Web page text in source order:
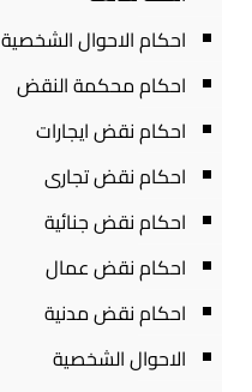
احكام الاحوال الشخصية
احكام محكمة النقض
احكام نقض ايجارات
احكام نقض تجارى
احكام نقض جنائية
احكام نقض عمال
احكام نقض مدنية
الاحوال الشخصية